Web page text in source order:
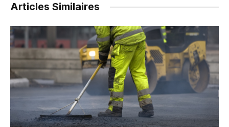
Articles Similaires